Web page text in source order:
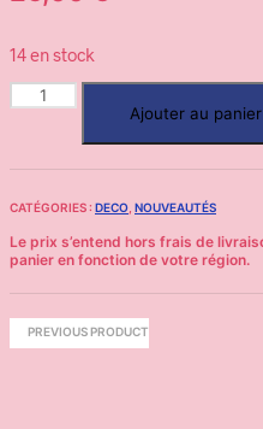
14 en stock
Ajouter au panier
CATÉGORIES : DECO, NOUVEAUTÉS
PREVIOUS PRODUCT